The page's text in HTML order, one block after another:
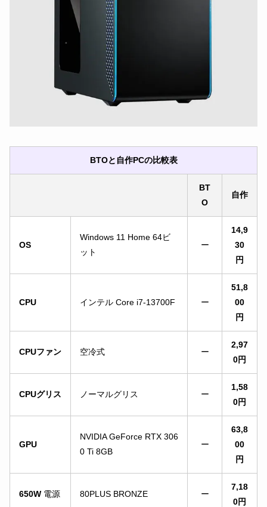
BTOと自作PCの比較表
BT
O
自作
OS
Windows 11 Home 64ビ
ット
ー
14,9
30
円
CPU インテル Core i7-13700F ー
51,8
00
円
CPUファン 空冷式 ー
2,97
0円
CPUグリス ノーマルグリス ー
1,58
0円
GPU
NVIDIA GeForce RTX 306
0 Ti 8GB
ー
63,8
00
円
650W 電源 80PLUS BRONZE ー
7,18
0円